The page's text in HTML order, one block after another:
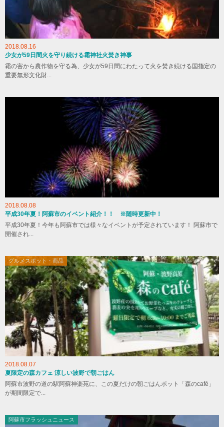
2018.08.16
少女が59日間火を守り続ける霜神社火焚き神事
霜の害から農作物を守る為、少女が59日間にわたって火を焚き続ける国指定の
重要無形文化財...
2018.08.08
平成30年夏！阿蘇市のイベント紹介！！ ※随時更新中！
平成30年夏！今年も阿蘇市では様々なイベントが予定されています！ 阿蘇市で
開催され...
グルメスポット・商品
2018.08.07
夏限定の森カフェ 涼しい波野で朝ごはん
阿蘇市波野の道の駅阿蘇神楽苑に、この夏だけの朝ごはんポット「森のcafé」
が期間限定で...
阿蘇市フラッシュニュース